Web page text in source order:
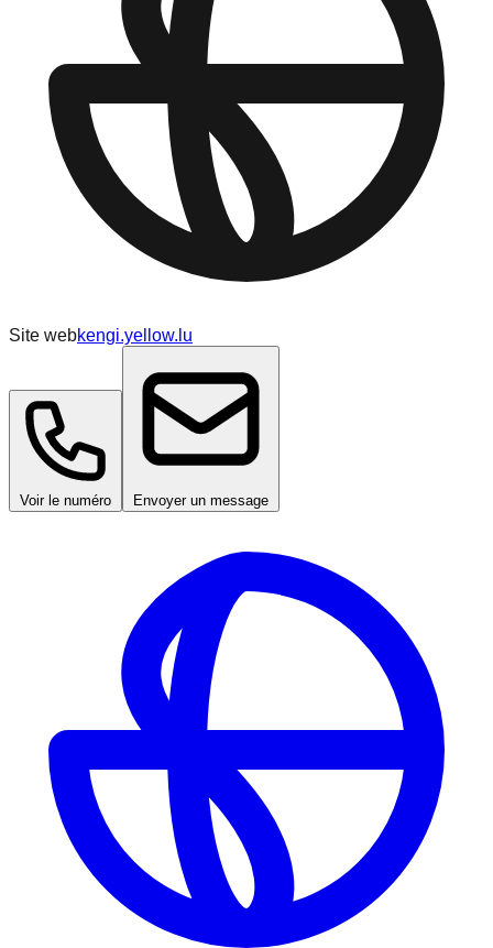
Site webkengi.yellow.lu
Voir le numéro Envoyer un message